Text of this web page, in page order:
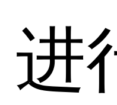
进